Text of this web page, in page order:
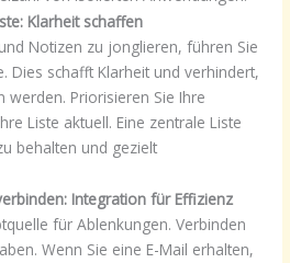
Klarheit schaffen
Notizen zu jonglieren, führen Sie
Dies schafft Klarheit und verhindert,
werden. Priorisieren Sie Ihre
Liste aktuell. Eine zentrale Liste
behalten und gezielt
Integration für Effizienz
für Ablenkungen. Verbinden
Wenn Sie eine E-Mail erhalten,